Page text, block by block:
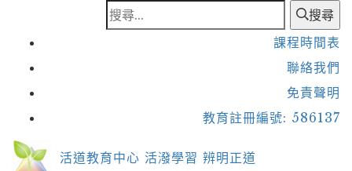
搜尋
課程時間表
聯絡我們
免責聲明
教育註冊編號: 586137
活道教育中心 活潑學習 辨明正道